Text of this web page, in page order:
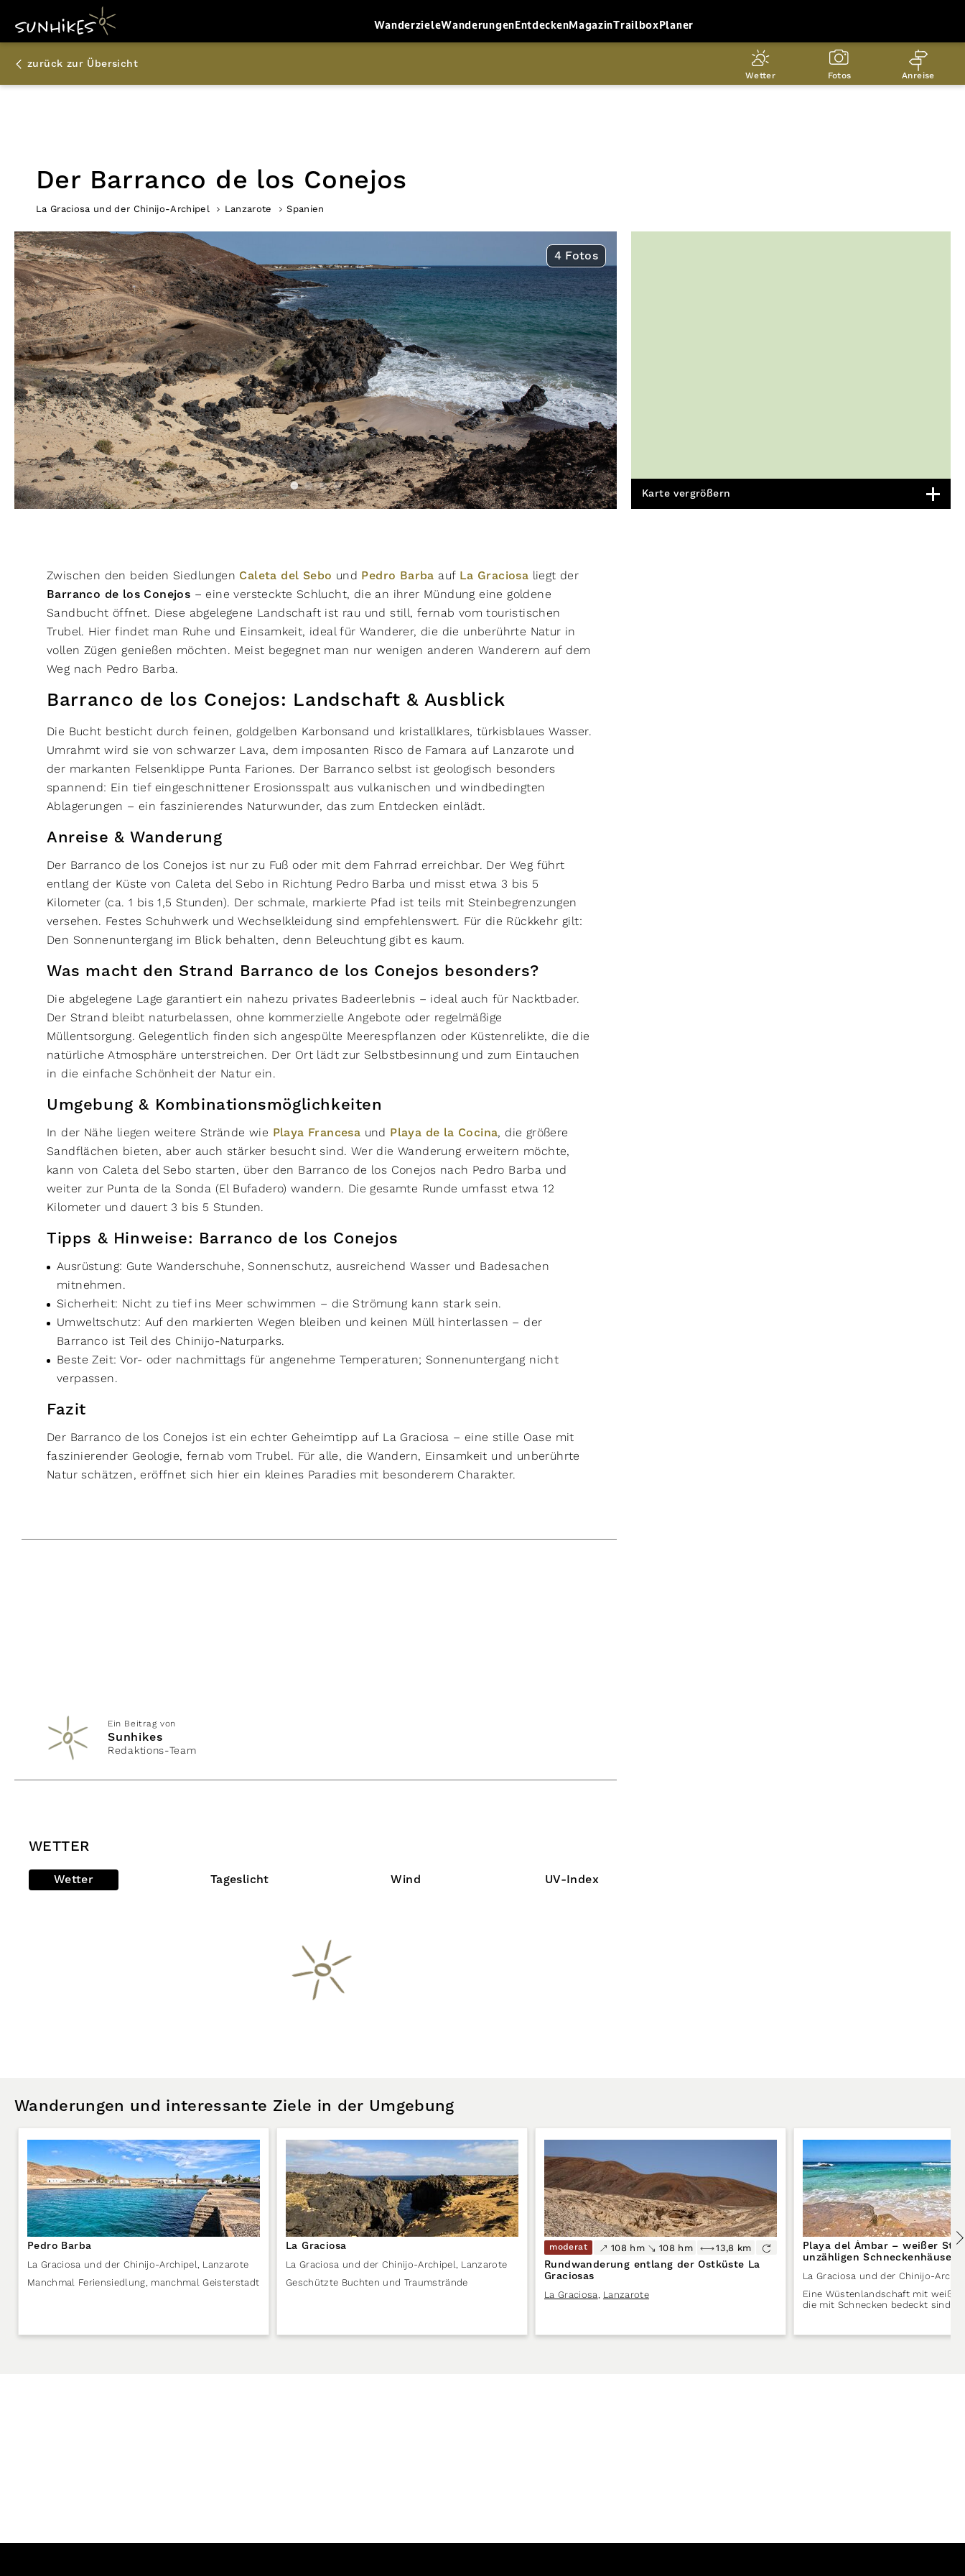
WanderzieleWanderungenEntdeckenMagazinTrailboxPlaner
zurück zur Übersicht
Wetter Fotos Anreise
Der Barranco de los Conejos
La Graciosa und der Chinijo-Archipel Lanzarote Spanien
4 Fotos
Zwischen den beiden Siedlungen Caleta del Sebo und Pedro Barba auf La Graciosa liegt der
Barranco de los Conejos – eine versteckte Schlucht, die an ihrer Mündung eine goldene
Sandbucht öffnet. Diese abgelegene Landschaft ist rau und still, fernab vom touristischen
Trubel. Hier findet man Ruhe und Einsamkeit, ideal für Wanderer, die die unberührte Natur in
vollen Zügen genießen möchten. Meist begegnet man nur wenigen anderen Wanderern auf dem
Weg nach Pedro Barba.
Barranco de los Conejos: Landschaft & Ausblick
Die Bucht besticht durch feinen, goldgelben Karbonsand und kristallklares, türkisblaues Wasser.
Umrahmt wird sie von schwarzer Lava, dem imposanten Risco de Famara auf Lanzarote und
der markanten Felsenklippe Punta Fariones. Der Barranco selbst ist geologisch besonders
spannend: Ein tief eingeschnittener Erosionsspalt aus vulkanischen und windbedingten
Ablagerungen – ein faszinierendes Naturwunder, das zum Entdecken einlädt.
Anreise & Wanderung
Der Barranco de los Conejos ist nur zu Fuß oder mit dem Fahrrad erreichbar. Der Weg führt
entlang der Küste von Caleta del Sebo in Richtung Pedro Barba und misst etwa 3 bis 5
Kilometer (ca. 1 bis 1,5 Stunden). Der schmale, markierte Pfad ist teils mit Steinbegrenzungen
versehen. Festes Schuhwerk und Wechselkleidung sind empfehlenswert. Für die Rückkehr gilt:
Den Sonnenuntergang im Blick behalten, denn Beleuchtung gibt es kaum.
Was macht den Strand Barranco de los Conejos besonders?
Die abgelegene Lage garantiert ein nahezu privates Badeerlebnis – ideal auch für Nacktbader.
Der Strand bleibt naturbelassen, ohne kommerzielle Angebote oder regelmäßige
Müllentsorgung. Gelegentlich finden sich angespülte Meerespflanzen oder Küstenrelikte, die die
natürliche Atmosphäre unterstreichen. Der Ort lädt zur Selbstbesinnung und zum Eintauchen
in die einfache Schönheit der Natur ein.
Umgebung & Kombinationsmöglichkeiten
In der Nähe liegen weitere Strände wie Playa Francesa und Playa de la Cocina, die größere
Sandflächen bieten, aber auch stärker besucht sind. Wer die Wanderung erweitern möchte,
kann von Caleta del Sebo starten, über den Barranco de los Conejos nach Pedro Barba und
weiter zur Punta de la Sonda (El Bufadero) wandern. Die gesamte Runde umfasst etwa 12
Kilometer und dauert 3 bis 5 Stunden.
Tipps & Hinweise: Barranco de los Conejos
Ausrüstung: Gute Wanderschuhe, Sonnenschutz, ausreichend Wasser und Badesachen
mitnehmen.
Sicherheit: Nicht zu tief ins Meer schwimmen – die Strömung kann stark sein.
Umweltschutz: Auf den markierten Wegen bleiben und keinen Müll hinterlassen – der
Barranco ist Teil des Chinijo-Naturparks.
Beste Zeit: Vor- oder nachmittags für angenehme Temperaturen; Sonnenuntergang nicht
verpassen.
Fazit
Der Barranco de los Conejos ist ein echter Geheimtipp auf La Graciosa – eine stille Oase mit
faszinierender Geologie, fernab vom Trubel. Für alle, die Wandern, Einsamkeit und unberührte
Natur schätzen, eröffnet sich hier ein kleines Paradies mit besonderem Charakter.
Ein Beitrag von
Sunhikes
Redaktions-Team
WETTER
Wetter Tageslicht Wind UV-Index
Karte vergrößern
Wanderungen und interessante Ziele in der Umgebung
Pedro Barba
La Graciosa und der Chinijo-Archipel, Lanzarote
Manchmal Feriensiedlung, manchmal Geisterstadt
La Graciosa
La Graciosa und der Chinijo-Archipel, Lanzarote
Geschützte Buchten und Traumstrände
moderat 108 hm 108 hm 13,8 km
Rundwanderung entlang der Ostküste La
Graciosas
La Graciosa, Lanzarote
Playa del Ámbar – weißer
unzähligen Schneckenhäusern
La Graciosa und der Chinijo-
Eine Wüstenlandschaft mit
die mit Schnecken bedeckt sind